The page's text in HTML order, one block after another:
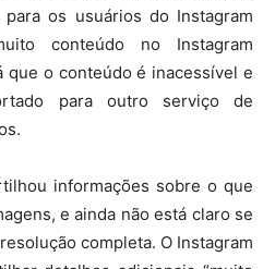
os usuários do Instagram
conteúdo no Instagram
que o conteúdo é inacessível e
para outro serviço de
informações sobre o que
e ainda não está claro se
completa. O Instagram